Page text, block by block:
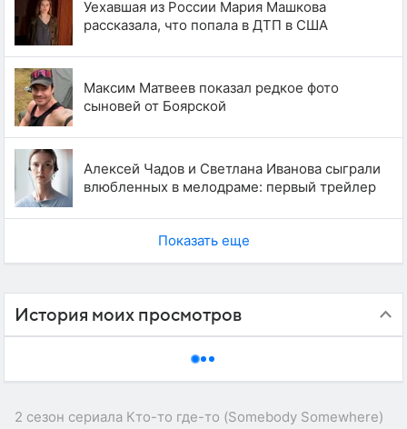
Уехавшая из России Мария Машкова
рассказала, что попала в ДТП в США
Максим Матвеев показал редкое фото
сыновей от Боярской
Алексей Чадов и Светлана Иванова сыграли
влюбленных в мелодраме: первый трейлер
Показать еще
История моих просмотров
2 сезон сериала Кто-то где-то (Somebody Somewhere)